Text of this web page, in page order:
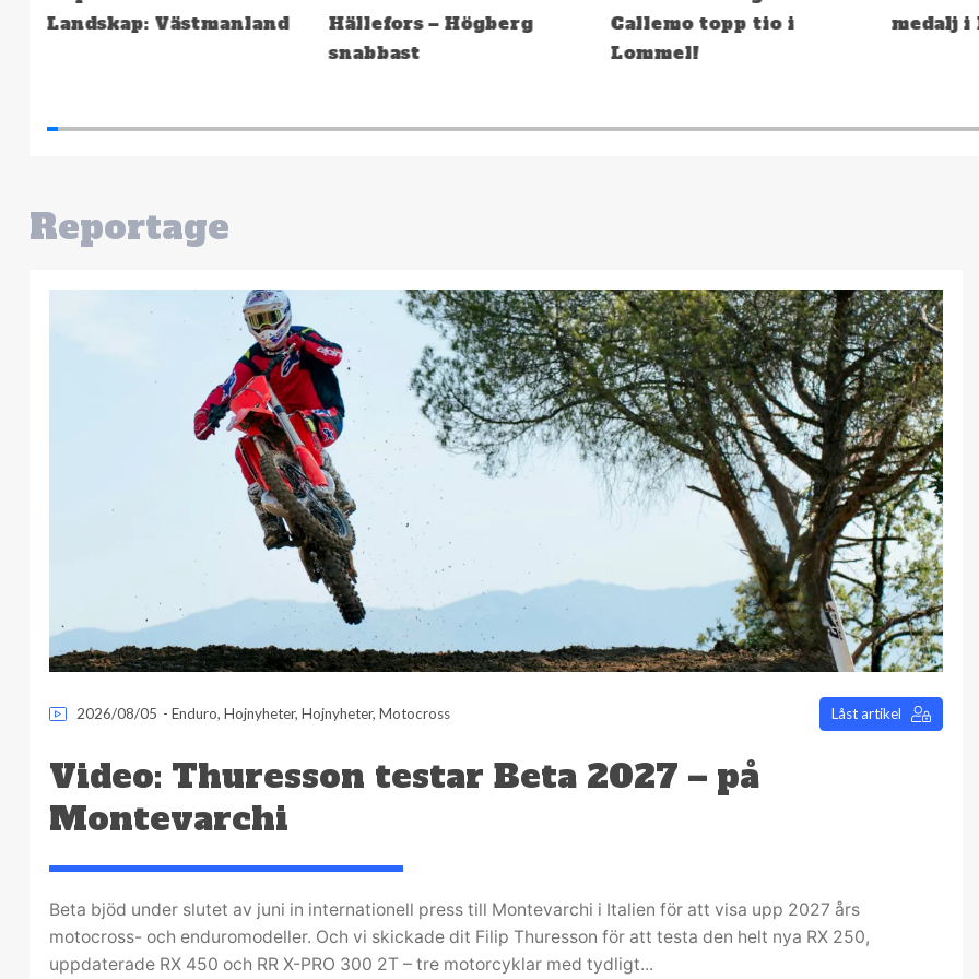
Landskap: Västmanland
Hällefors – Högberg
snabbast
Callemo topp tio i
Lommel!
medalj i
Reportage
2026/08/05 - Enduro, Hojnyheter, Hojnyheter, Motocross Låst artikel
Video: Thuresson testar Beta 2027 – på
Montevarchi
Beta bjöd under slutet av juni in internationell press till Montevarchi i Italien för att visa upp 2027 års
motocross- och enduromodeller. Och vi skickade dit Filip Thuresson för att testa den helt nya RX 250,
uppdaterade RX 450 och RR X-PRO 300 2T – tre motorcyklar med tydligt...